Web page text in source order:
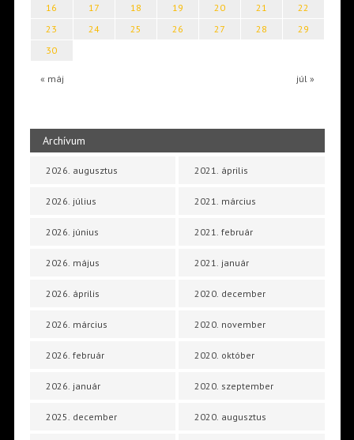
« máj júl »
16
17 18 19 20 21
22
23
24 25 26 27 28
29
30
Archívum
2026. augusztus
2026. július
2026. június
2026. május
2026. április
2026. március
2026. február
2026. január
2025. december
2021. április
2021. március
2021. február
2021. január
2020. december
2020. november
2020. október
2020. szeptember
2020. augusztus